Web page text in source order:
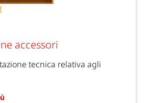
accessori
tecnica relativa agli